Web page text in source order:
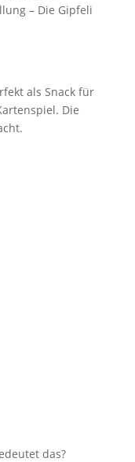
– Die Gipfeli
als Snack für
Die
das?